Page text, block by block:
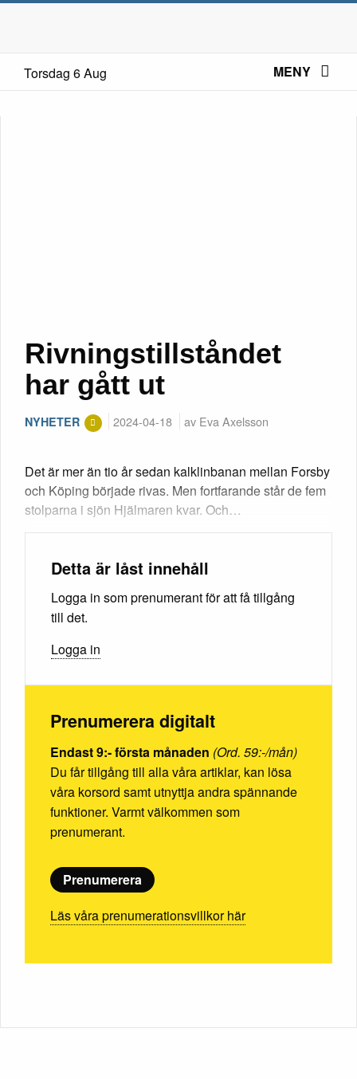
Torsdag 6 Aug MENY
Rivningstillståndet
har gått ut
NYHETER 2024-04-18 av Eva Axelsson
Det är mer än tio år sedan kalklinbanan mellan Forsby
och Köping började rivas. Men fortfarande står de fem
stolparna i sjön Hjälmaren kvar. Och…
Detta är låst innehåll
Logga in som prenumerant för att få tillgång
till det.
Logga in
Prenumerera digitalt
Endast 9:- första månaden (Ord. 59:-/mån)
Du får tillgång till alla våra artiklar, kan lösa
våra korsord samt utnyttja andra spännande
funktioner. Varmt välkommen som
prenumerant.
Prenumerera
Läs våra prenumerationsvillkor här